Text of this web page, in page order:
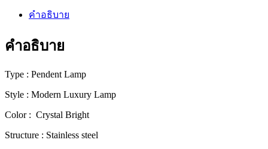
ลัก
ชัว
รี่
พรีเมียม
[009-
ชิ้น
คำอธิบาย
คำอธิบาย
Type : Pendent Lamp
Style : Modern Luxury Lamp
Color : Crystal Bright
Structure : Stainless steel